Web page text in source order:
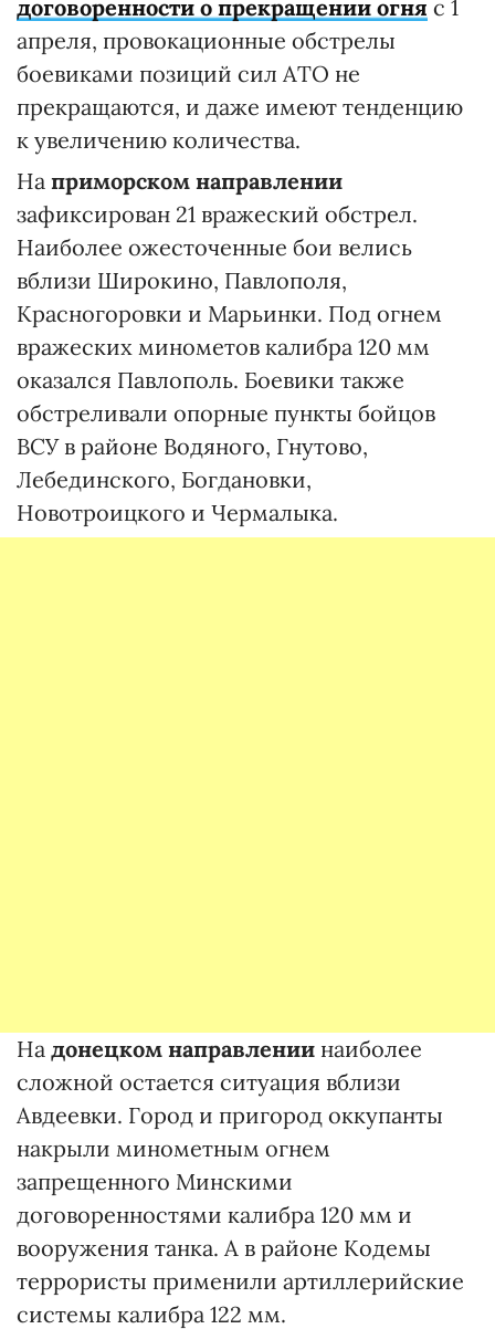
договоренности о прекращении огня с 1
апреля, провокационные обстрелы
боевиками позиций сил АТО не
прекращаются, и даже имеют тенденцию
к увеличению количества.
На приморском направлении
зафиксирован 21 вражеский обстрел.
Наиболее ожесточенные бои велись
вблизи Широкино, Павлополя,
Красногоровки и Марьинки. Под огнем
вражеских минометов калибра 120 мм
оказался Павлополь. Боевики также
обстреливали опорные пункты бойцов
ВСУ в районе Водяного, Гнутово,
Лебединского, Богдановки,
Новотроицкого и Чермалыка.
На донецком направлении наиболее
сложной остается ситуация вблизи
Авдеевки. Город и пригород оккупанты
накрыли минометным огнем
запрещенного Минскими
договоренностями калибра 120 мм и
вооружения танка. А в районе Кодемы
террористы применили артиллерийские
системы калибра 122 мм.